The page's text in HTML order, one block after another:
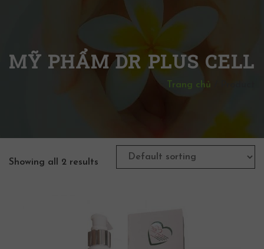
MỸ PHẨM DR PLUS CELL
Trang chủ
Showing all 2 results